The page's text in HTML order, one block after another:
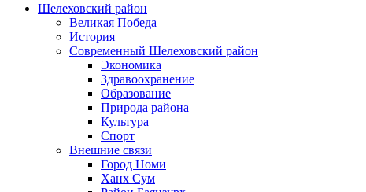
Шелеховский район
Великая Победа
История
Современный Шелеховский район
Экономика
Здравоохранение
Образование
Природа района
Культура
Спорт
Внешние связи
Город Номи
Ханх Сум